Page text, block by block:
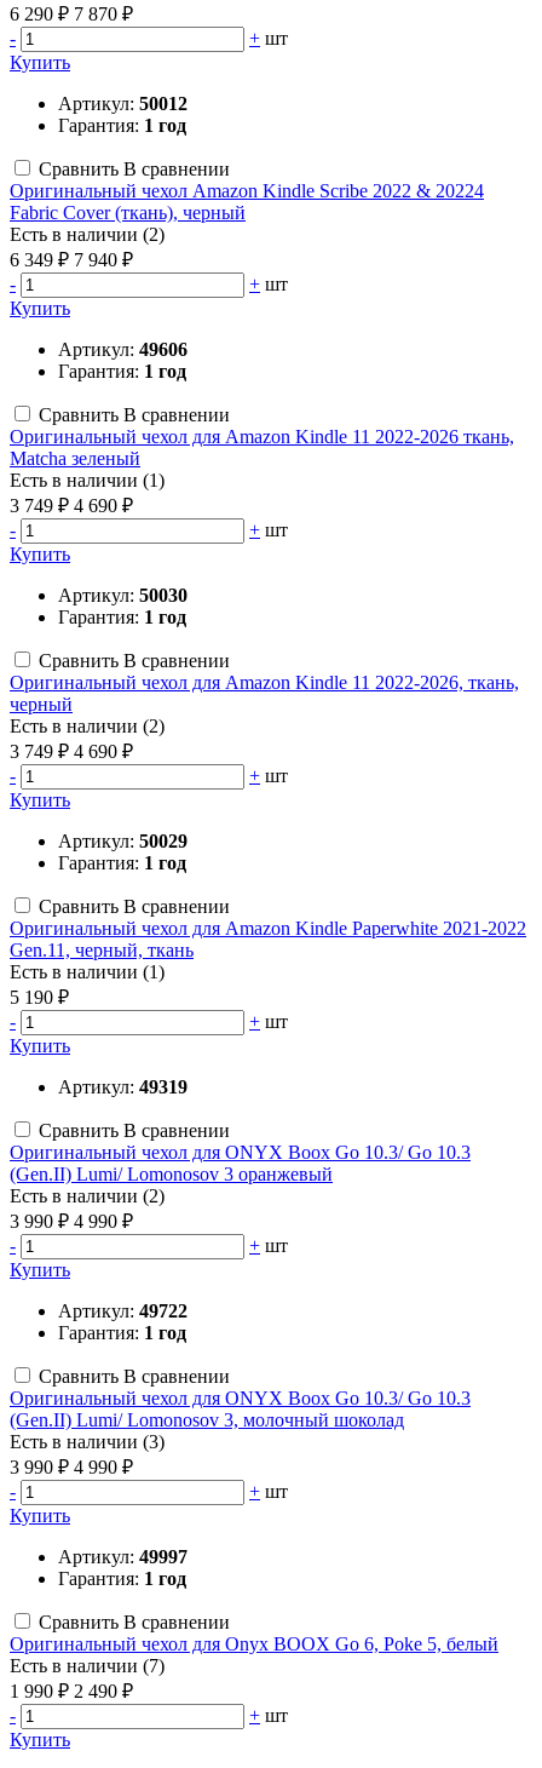
6 290 ₽ 7 870 ₽
-
+ шт
Купить
Артикул: 50012
Гарантия: 1 год
Сравнить В сравнении
Оригинальный чехол Amazon Kindle Scribe 2022 & 20224
Fabric Cover (ткань), черный
Есть в наличии (2)
6 349 ₽ 7 940 ₽
-
+ шт
Купить
Артикул: 49606
Гарантия: 1 год
Сравнить В сравнении
Оригинальный чехол для Amazon Kindle 11 2022-2026 ткань,
Matcha зеленый
Есть в наличии (1)
3 749 ₽ 4 690 ₽
-
+ шт
Купить
Артикул: 50030
Гарантия: 1 год
Сравнить В сравнении
Оригинальный чехол для Amazon Kindle 11 2022-2026, ткань,
черный
Есть в наличии (2)
3 749 ₽ 4 690 ₽
-
+ шт
Купить
Артикул: 50029
Гарантия: 1 год
Сравнить В сравнении
Оригинальный чехол для Amazon Kindle Paperwhite 2021-2022
Gen.11, черный, ткань
Есть в наличии (1)
5 190 ₽
-
+ шт
Купить
Артикул: 49319
Сравнить В сравнении
Оригинальный чехол для ONYX Boox Go 10.3/ Go 10.3
(Gen.II) Lumi/ Lomonosov 3 оранжевый
Есть в наличии (2)
3 990 ₽ 4 990 ₽
-
+ шт
Купить
Артикул: 49722
Гарантия: 1 год
Сравнить В сравнении
Оригинальный чехол для ONYX Boox Go 10.3/ Go 10.3
(Gen.II) Lumi/ Lomonosov 3, молочный шоколад
Есть в наличии (3)
3 990 ₽ 4 990 ₽
-
+ шт
Купить
Артикул: 49997
Гарантия: 1 год
Сравнить В сравнении
Оригинальный чехол для Onyx BOOX Go 6, Poke 5, белый
Есть в наличии (7)
1 990 ₽ 2 490 ₽
-
+ шт
Купить